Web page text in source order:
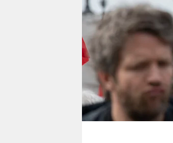
verlag
veranstaltungen
shop
fragen & hilfe
unterstützen
abo